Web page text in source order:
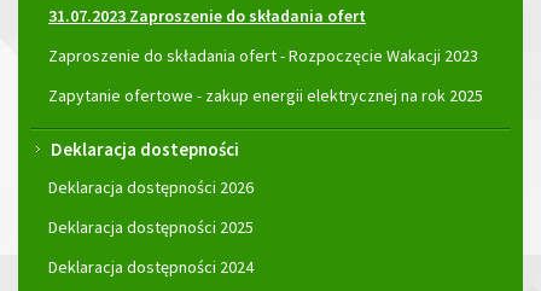
31.07.2023 Zaproszenie do składania ofert
Zaproszenie do składania ofert - Rozpoczęcie Wakacji 2023
Zapytanie ofertowe - zakup energii elektrycznej na rok 2025
Deklaracja dostepności
Deklaracja dostępności 2026
Deklaracja dostępności 2025
Deklaracja dostępności 2024